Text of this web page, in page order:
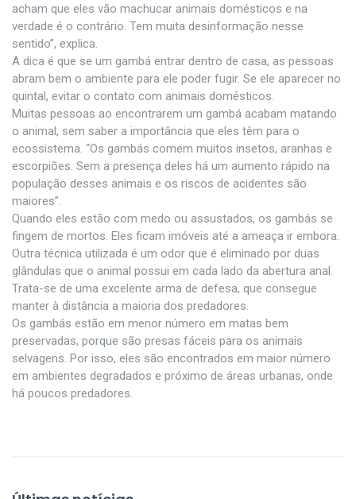
acham que eles vão machucar animais domésticos e na
verdade é o contrário. Tem muita desinformação nesse
sentido”, explica.
A dica é que se um gambá entrar dentro de casa, as pessoas
abram bem o ambiente para ele poder fugir. Se ele aparecer no
quintal, evitar o contato com animais domésticos.
Muitas pessoas ao encontrarem um gambá acabam matando
o animal, sem saber a importância que eles têm para o
ecossistema. “Os gambás comem muitos insetos, aranhas e
escorpiões. Sem a presença deles há um aumento rápido na
população desses animais e os riscos de acidentes são
maiores”.
Quando eles estão com medo ou assustados, os gambás se
fingem de mortos. Eles ficam imóveis até a ameaça ir embora.
Outra técnica utilizada é um odor que é eliminado por duas
glândulas que o animal possui em cada lado da abertura anal.
Trata-se de uma excelente arma de defesa, que consegue
manter à distância a maioria dos predadores.
Os gambás estão em menor número em matas bem
preservadas, porque são presas fáceis para os animais
selvagens. Por isso, eles são encontrados em maior número
em ambientes degradados e próximo de áreas urbanas, onde
há poucos predadores.